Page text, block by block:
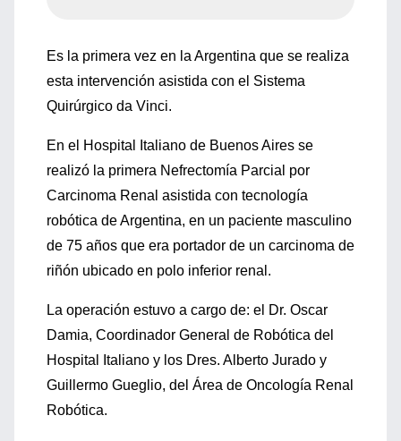
Es la primera vez en la Argentina que se realiza
esta intervención asistida con el Sistema
Quirúrgico da Vinci.
En el Hospital Italiano de Buenos Aires se
realizó la primera Nefrectomía Parcial por
Carcinoma Renal asistida con tecnología
robótica de Argentina, en un paciente masculino
de 75 años que era portador de un carcinoma de
riñón ubicado en polo inferior renal.
La operación estuvo a cargo de: el Dr. Oscar
Damia, Coordinador General de Robótica del
Hospital Italiano y los Dres. Alberto Jurado y
Guillermo Gueglio, del Área de Oncología Renal
Robótica.